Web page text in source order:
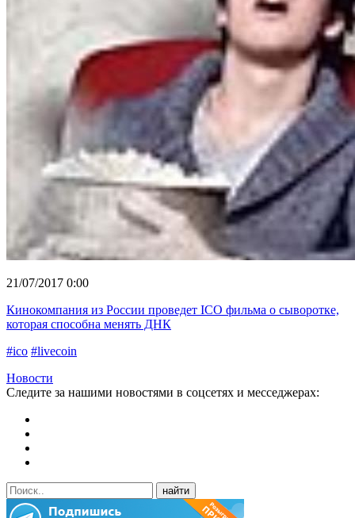
21/07/2017 0:00
Кинокомпания из России проведет ICO фильма о сыворотке,
которая способна менять ДНК
#ico #livecoin
Новости
Следите за нашими новостями в соцсетях и месседжерах: